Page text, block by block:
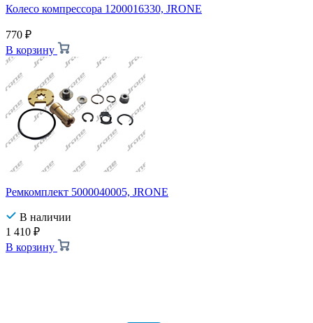
Колесо компрессора 1200016330, JRONE
770 ₽
В корзину
Ремкомплект 5000040005, JRONE
В наличии
1 410 ₽
В корзину